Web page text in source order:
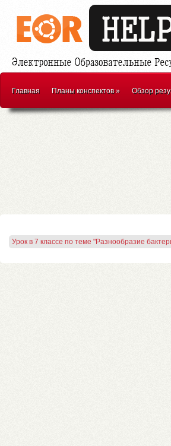
Главная Планы конспектов» Обзор
Урок в 7 классе по теме "Разнообразие